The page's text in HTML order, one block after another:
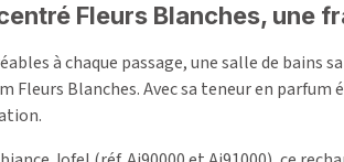
Fleurs Blanches, une
à chaque passage, une salle de bains
Fleurs Blanches. Avec sa teneur en